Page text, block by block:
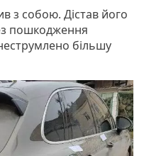
з собою. Дістав його
пошкодження
більшу